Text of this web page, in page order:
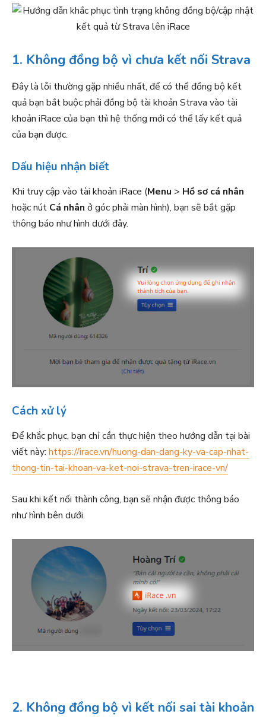
1. Không đồng bộ vì chưa kết nối Strava
Đây là lỗi thường gặp nhiều nhất, để có thể đồng bộ kết
quả bạn bắt buộc phải đồng bộ tài khoản Strava vào tài
khoản iRace của bạn thì hệ thống mới có thể lấy kết quả
của bạn được.
Dấu hiệu nhận biết
Khi truy cập vào tài khoản iRace (Menu > Hồ sơ cá nhân
hoặc nút Cá nhân ở góc phải màn hình), bạn sẽ bắt gặp
thông báo như hình dưới đây.
Cách xử lý
Để khắc phục, bạn chỉ cần thực hiện theo hướng dẫn tại bài
viết này: https://irace.vn/huong-dan-dang-ky-va-cap-nhat-
thong-tin-tai-khoan-va-ket-noi-strava-tren-irace-vn/
Sau khi kết nối thành công, bạn sẽ nhận được thông báo
như hình bên dưới.
2. Không đồng bộ vì kết nối sai tài khoản